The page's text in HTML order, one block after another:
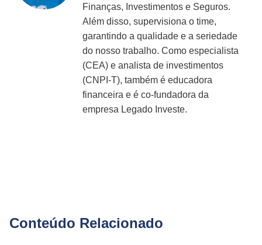
Finanças, Investimentos e Seguros.
Além disso, supervisiona o time,
garantindo a qualidade e a seriedade
do nosso trabalho. Como especialista
(CEA) e analista de investimentos
(CNPI-T), também é educadora
financeira e é co-fundadora da
empresa Legado Investe.
Conteúdo Relacionado